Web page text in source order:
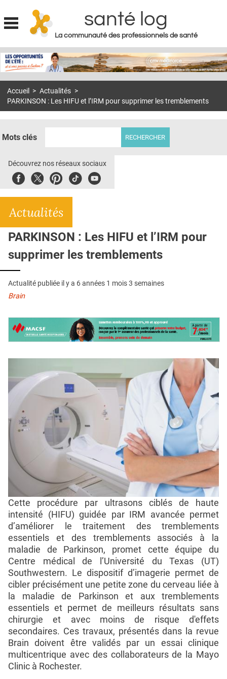
Jump to navigation
santé log
La communauté des professionnels de santé
MON COMPTE
S'ABONNER À LA REVUE SOIN À DOMICILE
DOSSIERS
E-REVUE SAD
L'APP
QUI SOMMES-NOUS ?
PUBLICITÉ
CONDITIONS GÉNÉRALES
CONTACT
Accueil > Actualités >
PARKINSON : Les HIFU et l’IRM pour supprimer les tremblements
Mots clés
Découvrez nos réseaux sociaux
FacebookTwitterPinterest
TiktokYoubute
Actualités
PARKINSON : Les HIFU et l’IRM pour
supprimer les tremblements
Actualité publiée il y a 6 années 1 mois 3 semaines
Brain
Cette procédure par ultrasons ciblés de haute
intensité (HIFU) guidée par IRM avancée permet
d’améliorer le traitement des tremblements
essentiels et des tremblements associés à la
maladie de Parkinson, promet cette équipe du
Centre médical de l’Université du Texas (UT)
Southwestern. Le dispositif d’imagerie permet de
cibler précisément une petite zone du cerveau liée à
la maladie de Parkinson et aux tremblements
essentiels et permet de meilleurs résultats sans
chirurgie et avec moins de risque d'effets
secondaires. Ces travaux, présentés dans la revue
Brain doivent être validés par un essai clinique
multicentrique avec des collaborateurs de la Mayo
Clinic à Rochester.